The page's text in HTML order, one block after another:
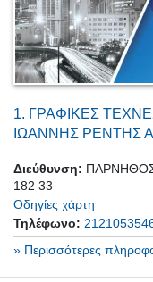
1. ΓΡΑΦΙΚΕΣ
ΙΩΑΝΝΗΣ ΡΕΝΤΗΣ
Διεύθυνση: ΠΑΡΝΗΘΟΣ
182 33
Οδηγίες χάρτη
Τηλέφωνο:
» Περισσότερες